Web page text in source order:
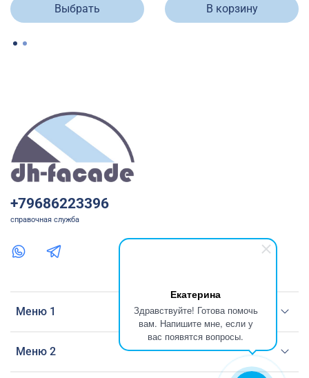
Екатерина
Здравствуйте! Готова помочь
вам. Напишите мне, если у
вас появятся вопросы.
Выбрать В корзину
Меню 1
Меню 2
+79686223396
справочная служба